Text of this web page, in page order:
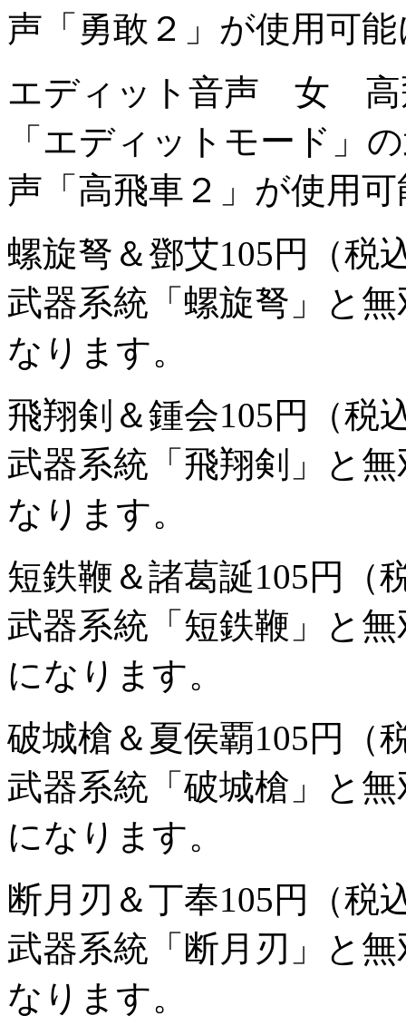
声「勇敢２」が使用可
エディット音声 女 高
「エディットモード」
声「高飛車２」が使用
螺旋弩＆鄧艾105円（税
武器系統「螺旋弩」と
なります。
飛翔剣＆鍾会105円（税
武器系統「飛翔剣」と
なります。
短鉄鞭＆諸葛誕105円（
武器系統「短鉄鞭」と
になります。
破城槍＆夏侯覇105円（
武器系統「破城槍」と
になります。
断月刃＆丁奉105円（税
武器系統「断月刃」と
なります。